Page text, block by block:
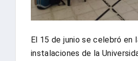
El 15 de junio se celebró en
instalaciones de la